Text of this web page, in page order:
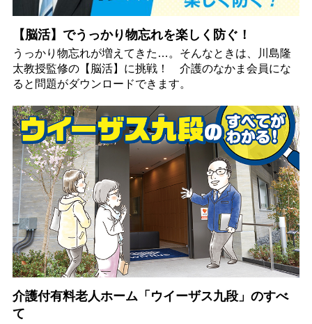
【脳活】でうっかり物忘れを楽しく防ぐ！
うっかり物忘れが増えてきた…。そんなときは、川島隆
太教授監修の【脳活】に挑戦！ 介護のなかま会員にな
ると問題がダウンロードできます。
介護付有料老人ホーム「ウイーザス九段」のすべ
て